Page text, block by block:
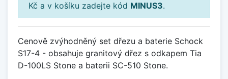
Kč a v košíku zadejte kód MINUS3.
Cenově zvýhodněný set dřezu a baterie Schock
S17-4 - obsahuje granitový dřez s odkapem Tia
D-100LS Stone a baterii SC-510 Stone.